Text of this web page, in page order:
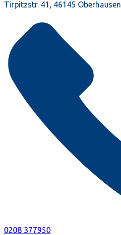
Tirpitzstr. 41, 46145 Oberhausen
0208 377950